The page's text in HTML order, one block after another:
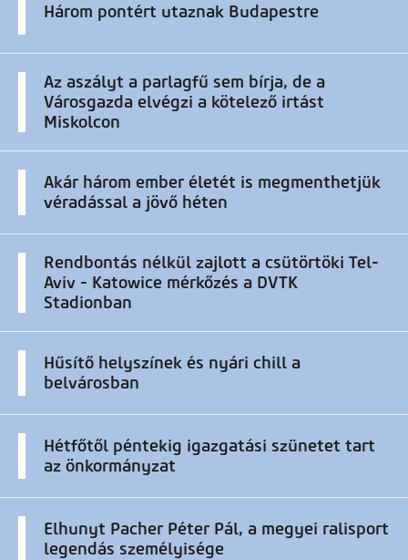
Három pontért utaznak Budapestre
Az aszályt a parlagfű sem bírja, de a
Városgazda elvégzi a kötelező irtást
Miskolcon
Akár három ember életét is megmenthetjük
véradással a jövő héten
Rendbontás nélkül zajlott a csütörtöki Tel-
Aviv - Katowice mérkőzés a DVTK
Stadionban
Hűsítő helyszínek és nyári chill a
belvárosban
Hétfőtől péntekig igazgatási szünetet tart
az önkormányzat
Elhunyt Pacher Péter Pál, a megyei ralisport
legendás személyisége